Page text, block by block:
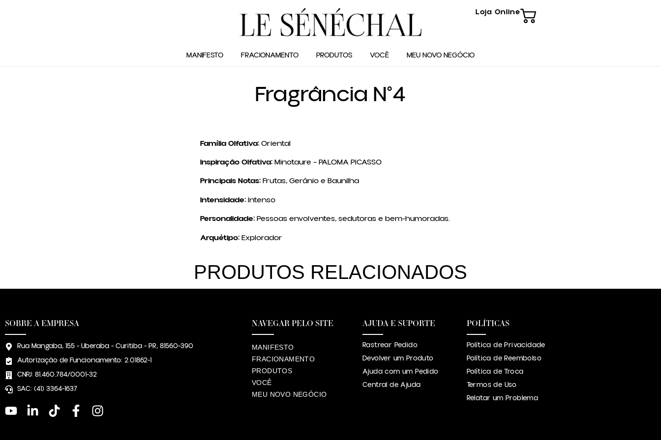
Loja Online
MANIFESTO FRACIONAMENTO PRODUTOS VOCÊ MEU NOVO NEGÓCIO
Fragrância N°4
Família Olfativa:Oriental
Inspiração Olfativa:Minotaure – PALOMA PICASSO
Principais Notas:Frutas, Gerânio e Baunilha
Intensidade:Intenso
Personalidade:Pessoas envolventes, sedutoras e bem-humoradas.
Arquétipo:Explorador
PRODUTOS RELACIONADOS
SOBRE A EMPRESA
Rua Mangaba, 155 - Uberaba - Curitiba - PR, 81560-390
Autorização de Funcionamento: 2.01862-1
CNPJ: 81.460.784/0001-32
SAC: (41) 3364-1637
NAVEGAR PELO SITE
MANIFESTO
FRACIONAMENTO
PRODUTOS
VOCÊ
MEU NOVO NEGÓCIO
AJUDA E SUPORTE
Rastrear Pedido
Devolver um Produto
Ajuda com um Pedido
Central de Ajuda
POLÍTICAS
Política de Privacidade
Política de Reembolso
Política de Troca
Termos de Uso
Relatar um Problema